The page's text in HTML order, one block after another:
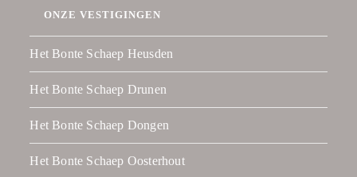
ONZE VESTIGINGEN
Het Bonte Schaep Heusden
Het Bonte Schaep Drunen
Het Bonte Schaep Dongen
Het Bonte Schaep Oosterhout